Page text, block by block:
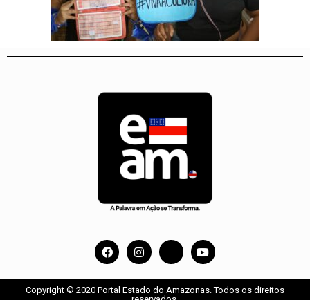
Copyright © 2020 Portal Estado do Amazonas. Todos os direitos